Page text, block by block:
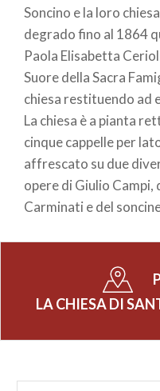
Soncino e la loro
degrado fino al 1864
Paola Elisabetta
Suore della Sacra
chiesa restituendo ad
La chiesa è a pianta
cinque cappelle per
affrescato su due
opere di Giulio Campi,
Carminati e del
LA CHIESA DI